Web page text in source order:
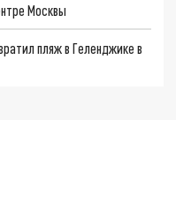
Москвы
пляж в Геленджике в